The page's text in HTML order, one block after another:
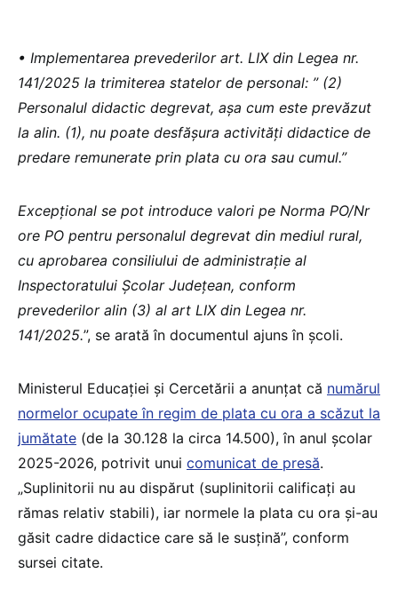
• Implementarea prevederilor art. LIX din Legea nr.
141/2025 la trimiterea statelor de personal: ” (2)
Personalul didactic degrevat, aşa cum este prevăzut
la alin. (1), nu poate desfăşura activităţi didactice de
predare remunerate prin plata cu ora sau cumul.”
Excepțional se pot introduce valori pe Norma PO/Nr
ore PO pentru personalul degrevat din mediul rural,
cu aprobarea consiliului de administrație al
Inspectoratului Școlar Județean, conform
prevederilor alin (3) al art LIX din Legea nr.
141/2025.”, se arată în documentul ajuns în școli.
Ministerul Educației și Cercetării a anunțat că numărul
normelor ocupate în regim de plata cu ora a scăzut la
jumătate (de la 30.128 la circa 14.500), în anul școlar
2025-2026, potrivit unui comunicat de presă.
„Suplinitorii nu au dispărut (suplinitorii calificați au
rămas relativ stabili), iar normele la plata cu ora și-au
găsit cadre didactice care să le susțină”, conform
sursei citate.